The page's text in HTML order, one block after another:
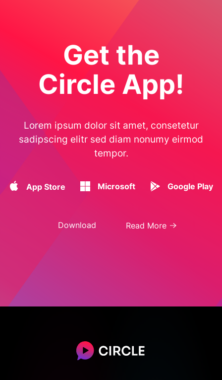
Get the
Circle App!
Lorem ipsum dolor sit amet, consetetur
sadipscing elitr sed diam nonumy eirmod
tempor.
App Store Microsoft Google Play
Download Read More